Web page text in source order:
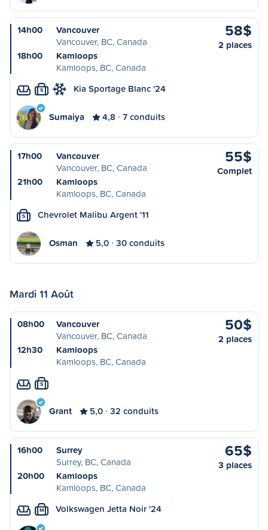
14h00
Vancouver
Vancouver, BC, Canada
18h00
Kamloops
Kamloops, BC, Canada
58$
2 places
S Kia Sportage Blanc '24
Sumaiya 4,8 7 conduits
17h00
Vancouver
Vancouver, BC, Canada
21h00
Kamloops
Kamloops, BC, Canada
55$
Complet
S Chevrolet Malibu Argent '11
Osman 5,0 30 conduits
Mardi 11 Août
08h00
Vancouver
Vancouver, BC, Canada
12h30
Kamloops
Kamloops, BC, Canada
50$
2 places
S
Grant 5,0 32 conduits
16h00
Surrey
Surrey, BC, Canada
20h00
Kamloops
Kamloops, BC, Canada
65$
3 places
M Volkswagen Jetta Noir '24